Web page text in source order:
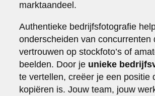
marktaandeel.
Authentieke bedrijfsfotografie
onderscheiden van concurrenten
vertrouwen op stockfoto’s of
beelden. Door je unieke
te vertellen, creëer je een positie
kopiëren is. Jouw team, jouw